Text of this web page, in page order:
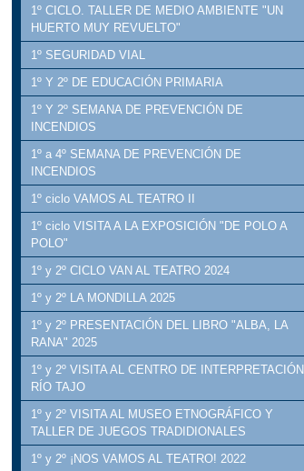
1º CICLO. TALLER DE MEDIO AMBIENTE "UN
HUERTO MUY REVUELTO"
1º SEGURIDAD VIAL
1º Y 2º DE EDUCACIÓN PRIMARIA
1º Y 2º SEMANA DE PREVENCIÓN DE
INCENDIOS
1º a 4º SEMANA DE PREVENCIÓN DE
INCENDIOS
1º ciclo VAMOS AL TEATRO II
1º ciclo VISITA A LA EXPOSICIÓN "DE POLO A
POLO"
1º y 2º CICLO VAN AL TEATRO 2024
1º y 2º LA MONDILLA 2025
1º y 2º PRESENTACIÓN DEL LIBRO "ALBA, LA
RANA" 2025
1º y 2º VISITA AL CENTRO DE INTERPRETACIÓN
RÍO TAJO
1º y 2º VISITA AL MUSEO ETNOGRÁFICO Y
TALLER DE JUEGOS TRADIDIONALES
1º y 2º ¡NOS VAMOS AL TEATRO! 2022